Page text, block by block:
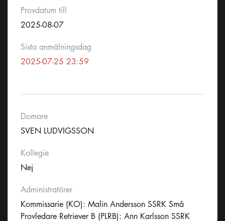
Provdatum till
2025-08-07
Sista anmälningsdag
2025-07-25 23:59
Domare
SVEN LUDVIGSSON
Kollegie
Nej
Administratörer
Kommissarie (KO): Malin Andersson SSRK Små
Provledare Retriever B (PLRB): Ann Karlsson SSRK